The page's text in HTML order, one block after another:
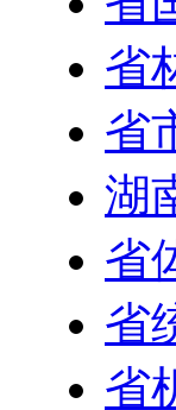
省
省
湖
省
省
省